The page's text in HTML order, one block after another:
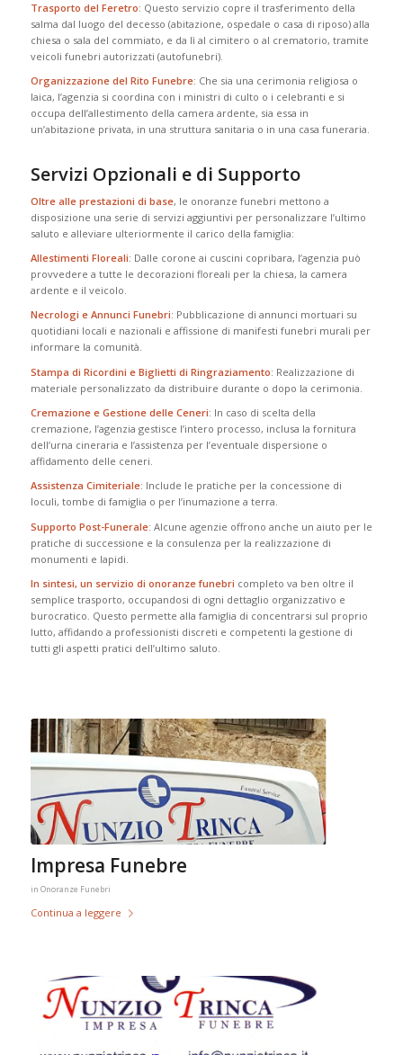
Trasporto del Feretro: Questo servizio copre il trasferimento della
salma dal luogo del decesso (abitazione, ospedale o casa di riposo) alla
chiesa o sala del commiato, e da lì al cimitero o al crematorio, tramite
veicoli funebri autorizzati (autofunebri).
Organizzazione del Rito Funebre: Che sia una cerimonia religiosa o
laica, l’agenzia si coordina con i ministri di culto o i celebranti e si
occupa dell’allestimento della camera ardente, sia essa in
un’abitazione privata, in una struttura sanitaria o in una casa funeraria.
Servizi Opzionali e di Supporto
Oltre alle prestazioni di base, le onoranze funebri mettono a
disposizione una serie di servizi aggiuntivi per personalizzare l’ultimo
saluto e alleviare ulteriormente il carico della famiglia:
Allestimenti Floreali: Dalle corone ai cuscini copribara, l’agenzia può
provvedere a tutte le decorazioni floreali per la chiesa, la camera
ardente e il veicolo.
Necrologi e Annunci Funebri: Pubblicazione di annunci mortuari su
quotidiani locali e nazionali e affissione di manifesti funebri murali per
informare la comunità.
Stampa di Ricordini e Biglietti di Ringraziamento: Realizzazione di
materiale personalizzato da distribuire durante o dopo la cerimonia.
Cremazione e Gestione delle Ceneri: In caso di scelta della
cremazione, l’agenzia gestisce l’intero processo, inclusa la fornitura
dell’urna cineraria e l’assistenza per l’eventuale dispersione o
affidamento delle ceneri.
Assistenza Cimiteriale: Include le pratiche per la concessione di
loculi, tombe di famiglia o per l’inumazione a terra.
Supporto Post-Funerale: Alcune agenzie offrono anche un aiuto per le
pratiche di successione e la consulenza per la realizzazione di
monumenti e lapidi.
In sintesi, un servizio di onoranze funebri completo va ben oltre il
semplice trasporto, occupandosi di ogni dettaglio organizzativo e
burocratico. Questo permette alla famiglia di concentrarsi sul proprio
lutto, affidando a professionisti discreti e competenti la gestione di
tutti gli aspetti pratici dell’ultimo saluto.
Impresa Funebre
in Onoranze Funebri
Continua a leggere